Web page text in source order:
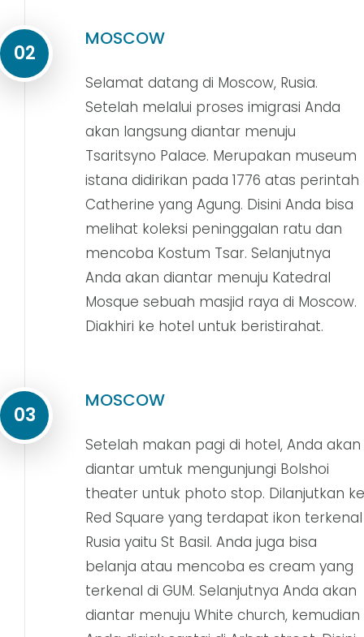
02
MOSCOW
Selamat datang di Moscow, Rusia.
Setelah melalui proses imigrasi Anda
akan langsung diantar menuju
Tsaritsyno Palace. Merupakan museum
istana didirikan pada 1776 atas perintah
Catherine yang Agung. Disini Anda bisa
melihat koleksi peninggalan ratu dan
mencoba Kostum Tsar. Selanjutnya
Anda akan diantar menuju Katedral
Mosque sebuah masjid raya di Moscow.
Diakhiri ke hotel untuk beristirahat.
03
MOSCOW
Setelah makan pagi di hotel, Anda akan
diantar umtuk mengunjungi Bolshoi
theater untuk photo stop. Dilanjutkan ke
Red Square yang terdapat ikon terkenal
Rusia yaitu St Basil. Anda juga bisa
belanja atau mencoba es cream yang
terkenal di GUM. Selanjutnya Anda akan
diantar menuju White church, kemudian